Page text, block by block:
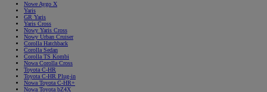
Nowe Aygo X
Yaris
GR Yaris
Yaris Cross
Nowy Yaris Cross
Nowy Urban Cruiser
Corolla Hatchback
Corolla Sedan
Corolla TS Kombi
Nowa Corolla Cross
Toyota C-HR
Toyota C-HR Plug-in
Nowa Toyota C-HR+
Nowa Toyota bZ4X